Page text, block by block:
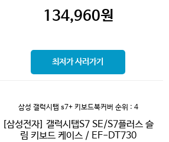
134,960원
최저가 사러가기
삼성 갤럭시탭 s7+ 키보드북커버 순위 : 4
[삼성전자] 갤럭시탭S7 SE/S7플러스 슬
림 키보드 케이스 / EF-DT730